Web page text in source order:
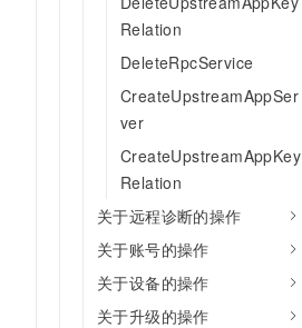
Relation
DeleteRpcService
CreateUpstreamAppSer
ver
CreateUpstreamAppKey
Relation
关于远程诊断的操作
关于账号的操作
关于设备的操作
关于升级的操作